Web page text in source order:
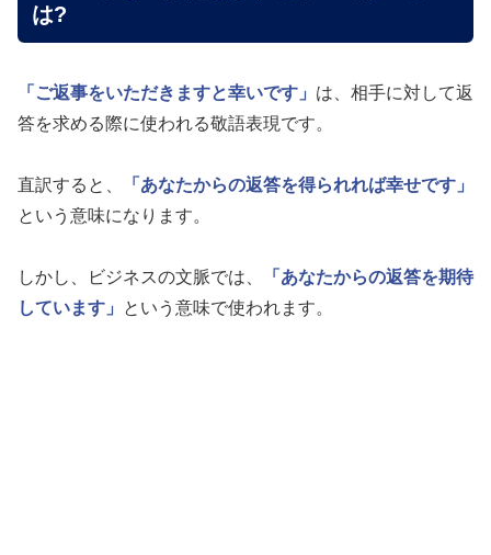
は?
「ご返事をいただきますと幸いです」 は、相手に対して返
答を求める際に使われる敬語表現です。
直訳すると、
「あなたからの返答を得られれば幸せです」
という意味になります。
しかし、ビジネスの文脈では、
「あなたからの返答を期待
しています」
という意味で使われます。